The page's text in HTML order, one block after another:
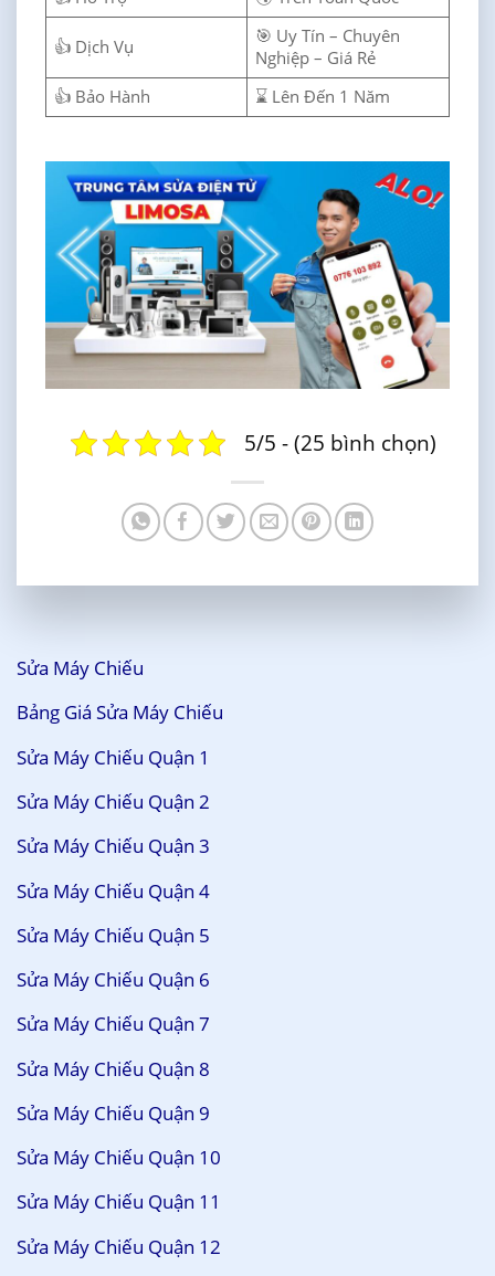
👍 Dịch Vụ
🎯 Uy Tín – Chuyên
Nghiệp – Giá Rẻ
👍 Bảo Hành
⌛ Lên Đến 1 Năm
5/5 - (25 bình chọn)
Sửa Máy Chiếu
Bảng Giá Sửa Máy Chiếu
Sửa Máy Chiếu Quận 1
Sửa Máy Chiếu Quận 2
Sửa Máy Chiếu Quận 3
Sửa Máy Chiếu Quận 4
Sửa Máy Chiếu Quận 5
Sửa Máy Chiếu Quận 6
Sửa Máy Chiếu Quận 7
Sửa Máy Chiếu Quận 8
Sửa Máy Chiếu Quận 9
Sửa Máy Chiếu Quận 10
Sửa Máy Chiếu Quận 11
Sửa Máy Chiếu Quận 12